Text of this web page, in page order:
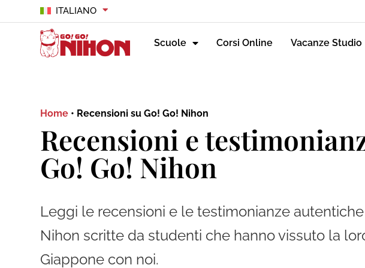
ITALIANO
Scuole Corsi Online Vacanze Studio
Home • Recensioni su Go! Go! Nihon
Recensioni e
Go! Go! Nihon
Leggi le recensioni e le testimonianze autentiche
Nihon scritte da studenti che hanno vissuto la
Giappone con noi.